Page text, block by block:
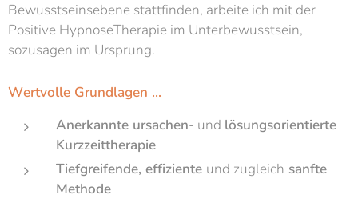
Bewusstseinsebene stattfinden, arbeite ich mit der
Positive HypnoseTherapie im Unterbewusstsein,
sozusagen im Ursprung.
Wertvolle Grundlagen ...
Anerkannte ursachen- und lösungsorientierte
Kurzzeittherapie
Tiefgreifende, effiziente und zugleich sanfte
Methode